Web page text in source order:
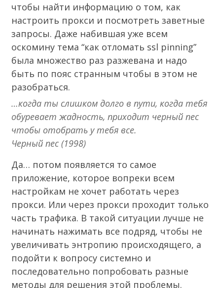
чтобы найти информацию о том, как
настроить прокси и посмотреть заветные
запросы. Даже набившая уже всем
оскомину тема “как отломать ssl pinning”
была множество раз разжевана и надо
быть по пояс странным чтобы в этом не
разобраться.
…когда ты слишком долго в пути, когда тебя
обуревает жадность, приходит черный пес
чтобы отобрать у тебя все.
Черный пес (1998)
Да… потом появляется то самое
приложение, которое вопреки всем
настройкам не хочет работать через
прокси. Или через прокси проходит только
часть трафика. В такой ситуации лучше не
начинать нажимать все подряд, чтобы не
увеличивать энтропию происходящего, а
подойти к вопросу системно и
последовательно попробовать разные
методы для решения этой проблемы.